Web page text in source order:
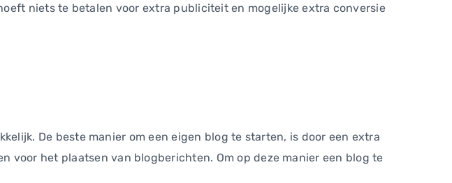
niets te betalen voor extra publiciteit en mogelijke extra conversie
De beste manier om een eigen blog te starten, is door een extra
voor het plaatsen van blogberichten. Om op deze manier een blog te